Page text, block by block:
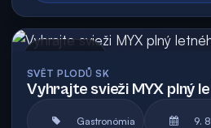
SVĚT PLODŮ SK
Vyhrajte svieži MYX plný
Gastronómia 9.